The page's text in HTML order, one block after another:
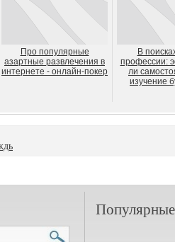
Про популярные
азартные развлечения в
интернете - онлайн-покер
В
профессии:
ли
изучение
Популярные